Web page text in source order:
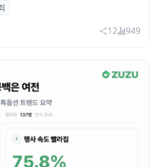
보유자 대상 폭력
액 3000만 달러 돌파
12 949